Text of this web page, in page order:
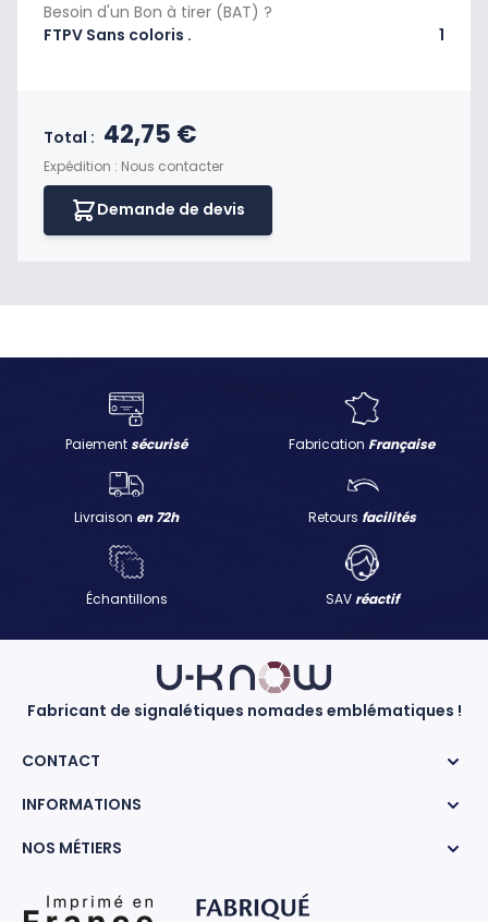
Besoin d'un Bon à tirer (BAT) ?
FTPV Sans coloris .
1
Total : Prix final du produit
42,75 €
Expédition : Nous contacter
Demande de devis
Paiement sécurisé Fabrication Française
Livraison en 72h Retours facilités
Échantillons SAVréactif
Fabricant de signalétiques nomades emblématiques !
CONTACT
INFORMATIONS
NOS MÉTIERS